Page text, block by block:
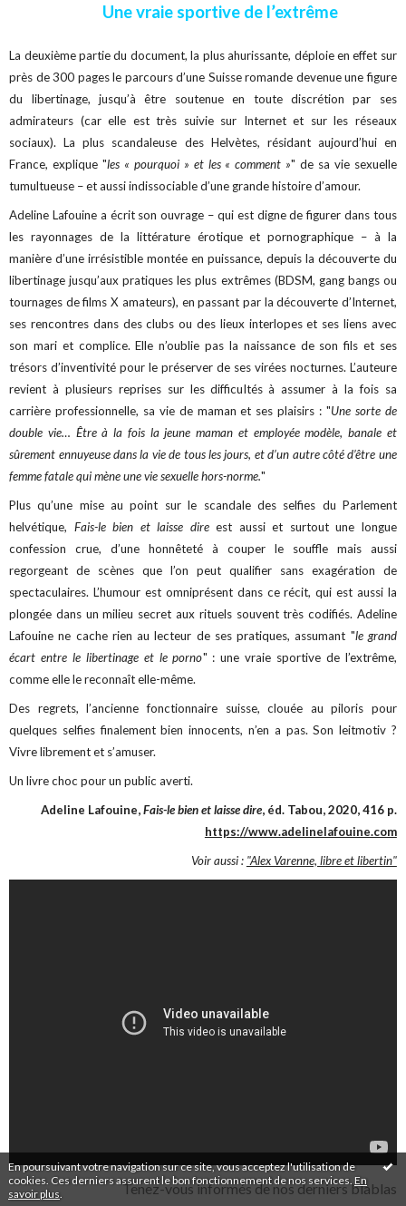
En poursuivant votre navigation sur ce site, vous acceptez l'utilisation de
cookies. Ces derniers assurent le bon fonctionnement de nos services. En
savoir plus
Une vraie sportive de l’extrême
La deuxième partie du document, la plus ahurissante, déploie en effet sur
près de 300 pages le parcours d’une Suisse romande devenue une figure
du libertinage, jusqu’à être soutenue en toute discrétion par ses
admirateurs (car elle est très suivie sur Internet et sur les réseaux
sociaux). La plus scandaleuse des Helvètes, résidant aujourd’hui en
France, explique "les « pourquoi » et les « comment »" de sa vie sexuelle
tumultueuse – et aussi indissociable d’une grande histoire d’amour.
Adeline Lafouine a écrit son ouvrage – qui est digne de figurer dans tous
les rayonnages de la littérature érotique et pornographique – à la
manière d’une irrésistible montée en puissance, depuis la découverte du
libertinage jusqu’aux pratiques les plus extrêmes (BDSM, gang bangs ou
tournages de films X amateurs), en passant par la découverte d’Internet,
ses rencontres dans des clubs ou des lieux interlopes et ses liens avec
son mari et complice. Elle n’oublie pas la naissance de son fils et ses
trésors d’inventivité pour le préserver de ses virées nocturnes. L’auteure
revient à plusieurs reprises sur les difficultés à assumer à la fois sa
carrière professionnelle, sa vie de maman et ses plaisirs : "Une sorte de
double vie… Être à la fois la jeune maman et employée modèle, banale et
sûrement ennuyeuse dans la vie de tous les jours, et d’un autre côté d’être une
femme fatale qui mène une vie sexuelle hors-norme."
Plus qu’une mise au point sur le scandale des selfies du Parlement
helvétique, Fais-le bien et laisse direest aussi et surtout une longue
confession crue, d’une honnêteté à couper le souffle mais aussi
regorgeant de scènes que l’on peut qualifier sans exagération de
spectaculaires. L’humour est omniprésent dans ce récit, qui est aussi la
plongée dans un milieu secret aux rituels souvent très codifiés. Adeline
Lafouine ne cache rien au lecteur de ses pratiques, assumant "le grand
écart entre le libertinage et le porno" : une vraie sportive de l’extrême,
comme elle le reconnaît elle-même.
Des regrets, l’ancienne fonctionnaire suisse, clouée au piloris pour
quelques selfies finalement bien innocents, n’en a pas. Son leitmotiv ?
Vivre librement et s’amuser.
Un livre choc pour un public averti.
Adeline Lafouine,Fais-le bien et laisse dire, éd. Tabou, 2020, 416 p.
https://www.adelinelafouine.com
Voir aussi : "Alex Varenne, libre et libertin"
Tenez-vous informés de nos derniers blablas